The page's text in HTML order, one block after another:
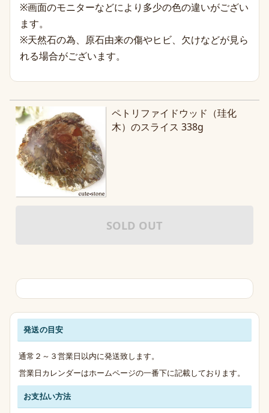
※画面のモニターなどにより多少の色の違いがござい
ます。
※天然石の為、原石由来の傷やヒビ、欠けなどが見ら
れる場合がございます。
ペトリファイドウッド（珪化
木）のスライス 338g
SOLD OUT
発送・お支払い・送料のご案内
発送の目安
通常２～３営業日以内に発送致します。
営業日カレンダーはホームページの一番下に記載しております。
お支払い方法